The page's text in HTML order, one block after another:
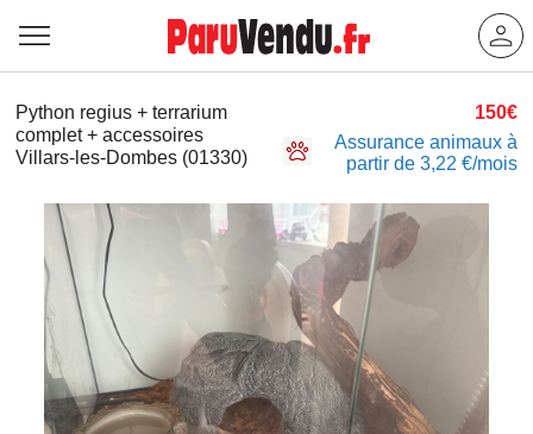
Python regius + terrarium
complet + accessoires
Villars-les-Dombes (01330)
150€
Assurance animaux à
partir de 3,22 €/mois